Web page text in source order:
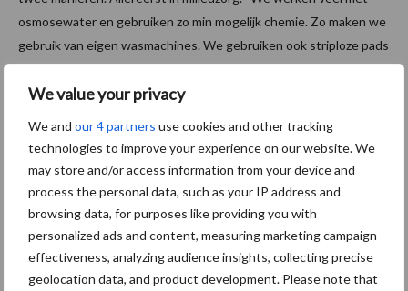
We value your privacy
We and our 4 partners use cookies and other tracking
technologies to improve your experience on our website. We
may store and/or access information from your device and
process the personal data, such as your IP address and
browsing data, for purposes like providing you with
personalized ads and content, measuring marketing campaign
effectiveness, analyzing audience insights, collecting precise
geolocation data, and product development. Please note that
osmosewater en gebruiken zo min mogelijk chemie. Zo maken we
gebruik van eigen wasmachines. We gebruiken ook striploze pads
voor vloeronderhoud op scholen. Dat scheelt in zes weken tijd
4500 liter stripper en 3000 liter wax. Goed voor het milieu, maar
geworteld. Dankzij mensen uit die gemeenschap kun je bestaan.
Dat betekent dus dat je ook iets terug moet doen We
ondersteunen bijvoorbeeld de lokale fanfare, maar ook een
gehandicaptenorganisatie en vele andere goede doelen. Soms in
geld, zoals het inrichten van een speelplaats bij een school of het
aankopen van een leermethode, maar ook in natura. Zo maken wij